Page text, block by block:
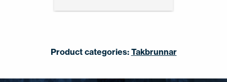
Product categories: Takbrunnar